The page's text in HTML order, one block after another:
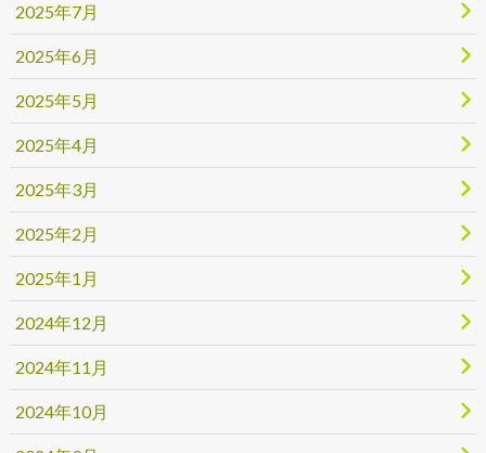
2025年7月
2025年6月
2025年5月
2025年4月
2025年3月
2025年2月
2025年1月
2024年12月
2024年11月
2024年10月